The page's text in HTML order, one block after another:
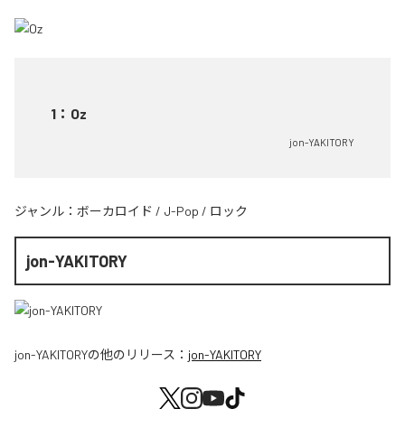
1 ： Oz
jon-YAKITORY
ジャンル： ボーカロイド / J-Pop / ロック
jon-YAKITORY
jon-YAKITORYの他のリリース： jon-YAKITORY